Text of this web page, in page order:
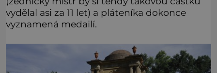
vydělal asi za 11 let) a pláteníka dokonce
vyznamená medailí.